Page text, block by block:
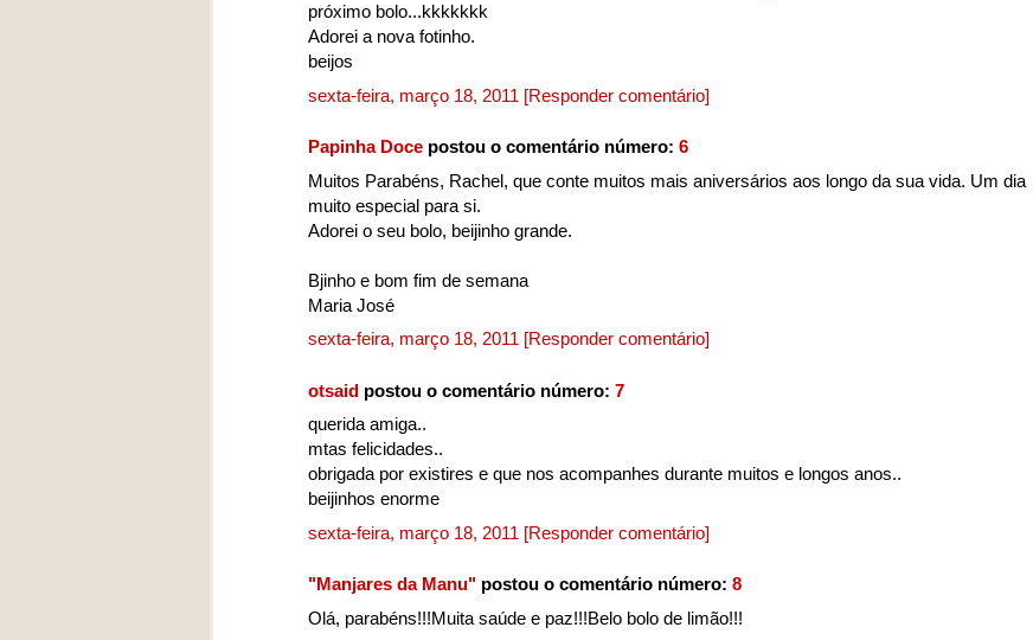
próximo bolo...kkkkkkk
Adorei a nova fotinho.
beijos
sexta-feira, março 18, 2011 [Responder comentário]
Papinha Doce postou o comentário número: 6
Muitos Parabéns, Rachel, que conte muitos mais aniversários aos longo da sua vida. Um dia
muito especial para si.
Adorei o seu bolo, beijinho grande.
Bjinho e bom fim de semana
Maria José
sexta-feira, março 18, 2011 [Responder comentário]
otsaid postou o comentário número: 7
querida amiga..
mtas felicidades..
obrigada por existires e que nos acompanhes durante muitos e longos anos..
beijinhos enorme
sexta-feira, março 18, 2011 [Responder comentário]
"Manjares da Manu" postou o comentário número: 8
Olá, parabéns!!!Muita saúde e paz!!!Belo bolo de limão!!!